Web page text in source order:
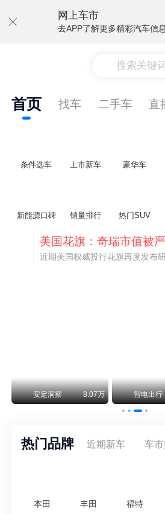
网上车市
去APP了解更多精彩汽车信息
搜索关键词
首页 找车 二手车 直
条件选车 上市新车 豪华车
新能源口碑 销量排行 热门SUV
安定洞察 8.07万 智电出行
热门品牌 近期新车 车
本田 丰田 福特